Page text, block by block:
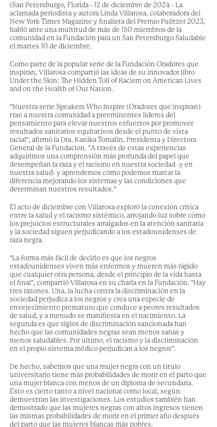
(San Petersburgo, Florida - 12 de diciembre de 2024 - La
aclamada periodista y autora Linda Villarosa, colaboradora del
New York Times Magazine y finalista del Premio Pulitzer 2023,
habló ante una multitud de más de 150 miembros de la
comunidad en la Fundación para un San Petersburgo Saludable
el martes 10 de diciembre.
Como parte de la popular serie de la Fundación Oradores que
inspiran, Villarosa compartió las ideas de su innovador libro
Under the Skin: The Hidden Toll of Racism on American Lives
and on the Health of Our Nation.
"Nuestra serie Speakers Who Inspire (Oradores que inspiran)
trae a nuestra comunidad a preeminentes líderes del
pensamiento para elevar nuestros esfuerzos por promover
resultados sanitarios equitativos desde el punto de vista
racial", afirmó la Dra. Kanika Tomalin, Presidenta y Directora
General de la Fundación. "A través de estas experiencias
adquirimos una comprensión más profunda del papel que
desempeñan la raza y el racismo en nuestra sociedad -y en
nuestra salud- y aprendemos cómo podemos marcar la
diferencia mejorando los sistemas y las condiciones que
determinan nuestros resultados."
El acto de diciembre con Villarosa exploró la conexión crítica
entre la salud y el racismo sistémico, arrojando luz sobre cómo
los prejuicios estructurales arraigados en la atención sanitaria
y la sociedad siguen perjudicando a los estadounidenses de
raza negra.
"La forma más fácil de decirlo es que los negros
estadounidenses viven más enfermos y mueren más rápido
que cualquier otra persona, desde el principio de la vida hasta
el final", compartió Villarosa en su charla en la Fundación. "Hay
tres razones. Una, la lucha contra la discriminación en la
sociedad perjudica a los negros y crea una especie de
envejecimiento prematuro que conduce a peores resultados
de salud, y a menudo se manifiesta en el nacimiento. La
segunda es que siglos de discriminación sancionada han
hecho que las comunidades negras sean menos sanas y
menos saludables. Por último, el racismo y la discriminación
en el propio sistema médico perjudican a los negros".
De hecho, sabemos que una mujer negra con un título
universitario tiene más probabilidades de morir en el parto que
una mujer blanca con menos de un diploma de secundaria.
Esto es cierto tanto a nivel nacional como local, según
demuestran las investigaciones. Los estudios también han
demostrado que las mujeres negras con altos ingresos tienen
las mismas probabilidades de morir en el primer año después
del parto que las mujeres blancas más pobres.